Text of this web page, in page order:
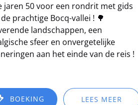
jaren 50 voor een rondrit met gids
prachtige Bocq-vallei ! 🌳
landschappen, een
sfeer en onvergetelijke
aan het einde van de reis !
BOEKING LEES MEER